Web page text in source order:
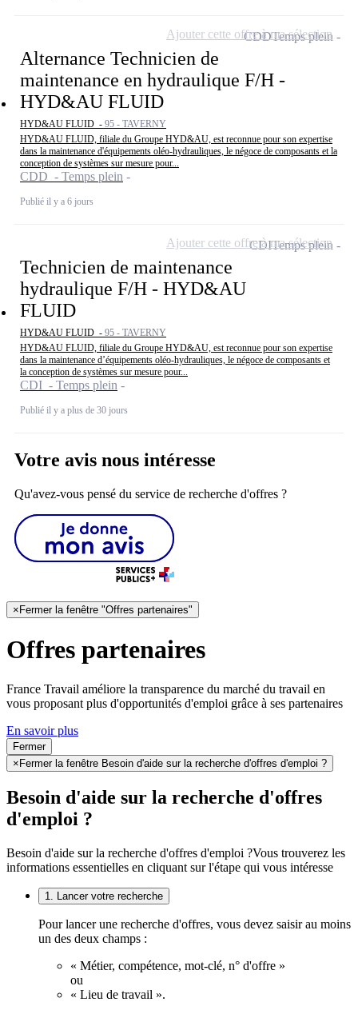
Alternance Technicien de
maintenance en hydraulique F/H -
HYD&AU FLUID
HYD&AU FLUID - 95 - TAVERNY
HYD&AU FLUID, filiale du Groupe HYD&AU, est reconnue pour son expertise
dans la maintenance d'équipements oléo-hydrauliques, le négoce de composants et la
conception de systèmes sur mesure pour...
CDD - Temps plein
Publié il y a 6 jours
CDDTemps plein
Ajouter cette offre à ma sélection
Technicien de maintenance
hydraulique F/H - HYD&AU
FLUID
HYD&AU FLUID - 95 - TAVERNY
HYD&AU FLUID, filiale du Groupe HYD&AU, est reconnue pour son expertise
dans la maintenance d’équipements oléo-hydrauliques, le négoce de composants et
la conception de systèmes sur mesure pour...
CDI - Temps plein
Publié il y a plus de 30 jours
CDITemps plein
Ajouter cette offre à ma sélection
Votre avis nous intéresse
Qu'avez-vous pensé du service de recherche d'offres ?
×Fermer la fenêtre "Offres partenaires"
Offres partenaires
France Travail améliore la transparence du marché du travail en
vous proposant plus d'opportunités d'emploi grâce à ses partenaires
En savoir plus
Fermer
×Fermer la fenêtre Besoin d'aide sur la recherche d'offres d'emploi ?
Besoin d'aide sur la recherche d'offres
d'emploi ?
Besoin d'aide sur la recherche d'offres d'emploi ?Vous trouverez les
informations essentielles en cliquant sur l'étape qui vous intéresse
1. Lancer votre recherche
Pour lancer une recherche d'offres, vous devez saisir au moins
un des deux champs :
« Métier, compétence, mot-clé, n° d'offre »
ou
« Lieu de travail ».